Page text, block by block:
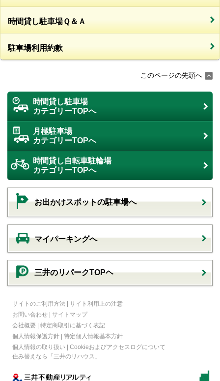
時間貸し駐車場Ｑ＆Ａ
駐車場利用約款
このページの先頭へ
時間貸し駐車場
カテゴリーTOPへ
月極駐車場
カテゴリーTOPへ
時間貸し自転車駐輪場
カテゴリーTOPへ
お出かけスポットの駐車場へ
マイパーキングへ
三井のリパークTOPヘ
サイトのご利用方法 | サイト利用上の注意
お問い合わせ | サイトマップ
会社概要 | 特定商取引に基づく表記
個人情報保護方針 | 特定個人情報基本方針
個人情報の取り扱い | Cookieおよびアクセスログについて
住み替えなら
「三井のリハウス」